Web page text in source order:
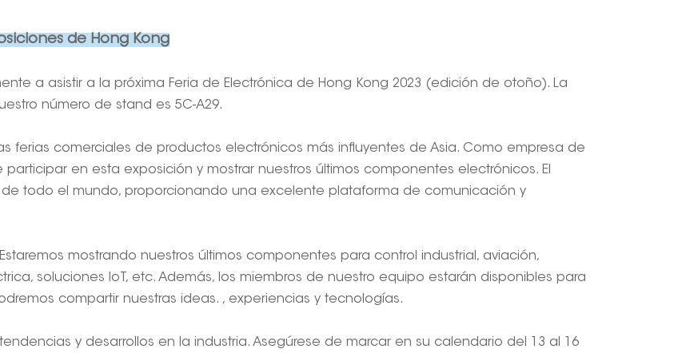
de Hong Kong
a asistir a la próxima Feria de Electrónica de Hong Kong 2023 (edición de otoño). La
número de stand es 5C-A29.
ferias comerciales de productos electrónicos más influyentes de Asia. Como empresa de
en esta exposición y mostrar nuestros últimos componentes electrónicos. El
de todo el mundo, proporcionando una excelente plataforma de comunicación y
mostrando nuestros últimos componentes para control industrial, aviación,
soluciones IoT, etc. Además, los miembros de nuestro equipo estarán disponibles para
compartir nuestras ideas. , experiencias y tecnologías.
y desarrollos en la industria. Asegúrese de marcar en su calendario del 13 al 16